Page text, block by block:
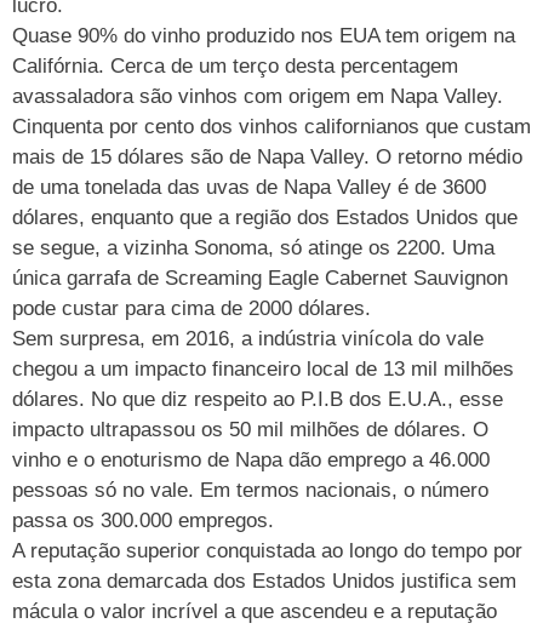
lucro.
Quase 90% do vinho produzido nos EUA tem origem na
Califórnia. Cerca de um terço desta percentagem
avassaladora são vinhos com origem em Napa Valley.
Cinquenta por cento dos vinhos californianos que custam
mais de 15 dólares são de Napa Valley. O retorno médio
de uma tonelada das uvas de Napa Valley é de 3600
dólares, enquanto que a região dos Estados Unidos que
se segue, a vizinha Sonoma, só atinge os 2200. Uma
única garrafa de Screaming Eagle Cabernet Sauvignon
pode custar para cima de 2000 dólares.
Sem surpresa, em 2016, a indústria vinícola do vale
chegou a um impacto financeiro local de 13 mil milhões
dólares. No que diz respeito ao P.I.B dos E.U.A., esse
impacto ultrapassou os 50 mil milhões de dólares. O
vinho e o enoturismo de Napa dão emprego a 46.000
pessoas só no vale. Em termos nacionais, o número
passa os 300.000 empregos.
A reputação superior conquistada ao longo do tempo por
esta zona demarcada dos Estados Unidos justifica sem
mácula o valor incrível a que ascendeu e a reputação